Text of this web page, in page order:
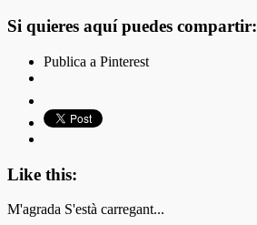
Si quieres aquí puedes compartir:
Publica a Pinterest
Like this:
M'agrada S'està carregant...